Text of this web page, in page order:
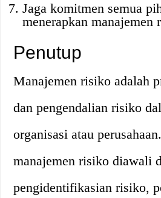
Jaga komitmen semua
menerapkan manajemen
Penutup
Manajemen risiko adalah
dan pengendalian risiko
organisasi atau
manajemen risiko diawali
pengidentifikasian risiko,